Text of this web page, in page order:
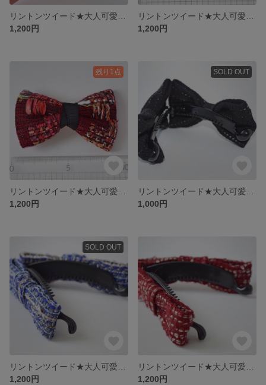
1,200円
1,200円
残り1点
1,200円
SOLD OUT
1,000円
SOLD OUT
1,200円
1,200円